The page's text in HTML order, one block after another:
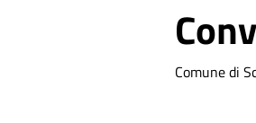
Comune di